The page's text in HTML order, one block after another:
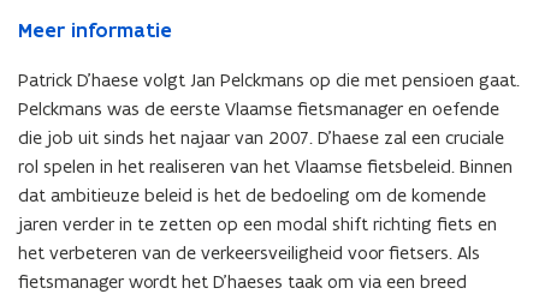
Meer informatie
Patrick D’haese volgt Jan Pelckmans op die met pensioen gaat.
Pelckmans was de eerste Vlaamse fietsmanager en oefende
die job uit sinds het najaar van 2007. D’haese zal een cruciale
rol spelen in het realiseren van het Vlaamse fietsbeleid. Binnen
dat ambitieuze beleid is het de bedoeling om de komende
jaren verder in te zetten op een modal shift richting fiets en
het verbeteren van de verkeersveiligheid voor fietsers. Als
fietsmanager wordt het D’haeses taak om via een breed